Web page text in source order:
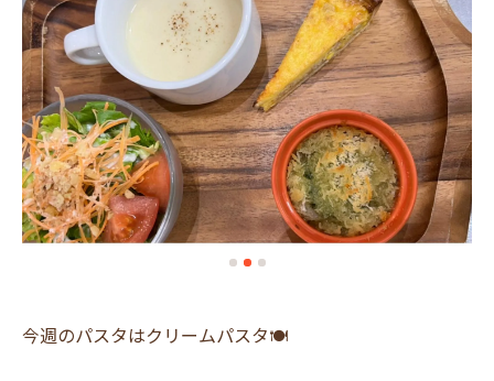
今週のパスタはクリームパスタ🍽